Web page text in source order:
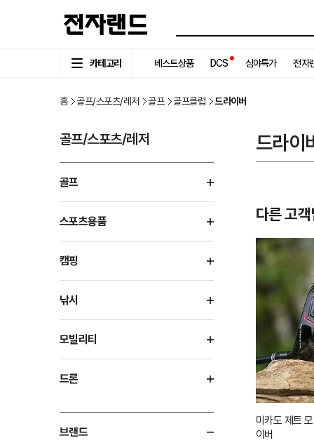
카테고리 베스트상품 DCS 심야특가 전자
홈 골프/스포츠/레저 골프 골프클럽 드라이버
골프/스포츠/레저
골프
스포츠용품
캠핑
낚시
모빌리티
드론
브랜드
드라이
다른 고
미카도 제트
이버